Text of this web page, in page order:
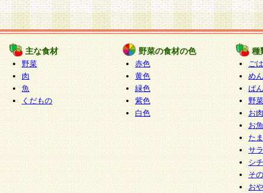
主な食材
野菜
肉
魚
くだもの
野菜の食材の色
赤色
黄色
緑色
紫色
白色
種
ご
めん
ぱん
野
お
お
た
サ
シ
そ
お